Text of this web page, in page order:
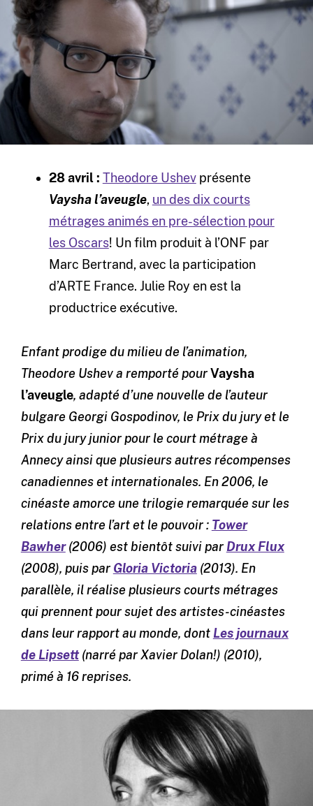
28 avril : Theodore Ushevprésente
Vaysha l’aveugle, un des dix courts
métrages animés en pre-sélection pour
les Oscars! Un film produit à l’ONF par
Marc Bertrand, avec la participation
d’ARTE France. Julie Roy en est la
productrice exécutive.
Enfant prodige du milieu de l’animation,
Theodore Ushev a remporté pourVaysha
l’aveugle, adapté d’une nouvelle de l’auteur
bulgare Georgi Gospodinov, le Prix du jury et le
Prix du jury junior pour le court métrage à
Annecy ainsi que plusieurs autres récompenses
canadiennes et internationales. En 2006, le
cinéaste amorce une trilogie remarquée sur les
relations entre l’art et le pouvoir : Tower
Bawher(2006) est bientôt suivi par Drux Flux
(2008), puis par Gloria Victoria(2013). En
parallèle, il réalise plusieurs courts métrages
qui prennent pour sujet des artistes-cinéastes
dans leur rapport au monde, dont Les journaux
de Lipsett(narré par Xavier Dolan!) (2010),
primé à 16 reprises.